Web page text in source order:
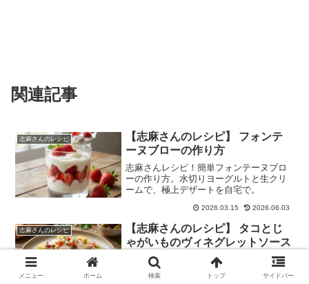
関連記事
志麻さんのレシピ
【志麻さんのレシピ】 フォンテ
ーヌブローの作り方
志麻さんレシピ！簡単フォンテーヌブロ
ーの作り方。水切りヨーグルトと生クリ
ームで、極上デザートを自宅で。
2026.03.15 2026.06.03
志麻さんのレシピ
【志麻さんのレシピ】 タコとじ
ゃがいものヴィネグレットソース
の作り方
志麻さんレシピ！タコとじゃがいものヴ
メニュー ホーム 検索 トップ サイドバー